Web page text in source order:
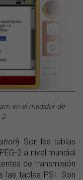
en el medidor de
2
): Son las tablas
2 a nivel mundial
de transmisión
las tablas PSI. Son